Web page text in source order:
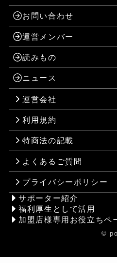
お問い合わせ
運営メンバー
読みもの
ニュース
運営会社
利用規約
特商法の記載
よくあるご質問
プライバシーポリシー
サポーター紹介
福利厚生として活用
加盟店様専用お役立ちペ
©